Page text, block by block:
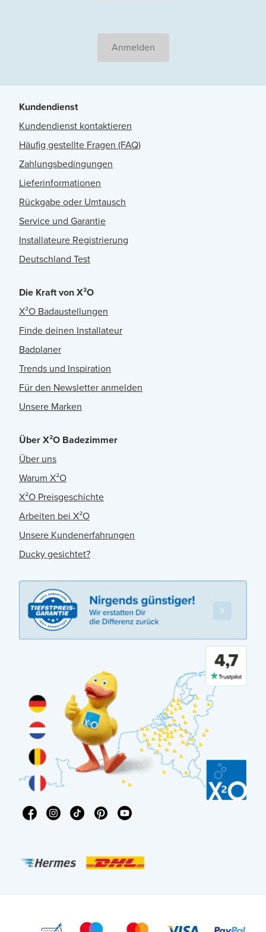
Anmelden
Kundendienst
Kundendienst kontaktieren
Häufig gestellte Fragen (FAQ)
Zahlungsbedingungen
Lieferinformationen
Rückgabe oder Umtausch
Service und Garantie
Installateure Registrierung
Deutschland Test
Die Kraft von X²O
X²O Badaustellungen
Finde deinen Installateur
Badplaner
Trends und Inspiration
Für den Newsletter anmelden
Unsere Marken
Über X²O Badezimmer
Über uns
Warum X²O
X²O Preisgeschichte
Arbeiten bei X²O
Unsere Kundenerfahrungen
Ducky gesichtet?